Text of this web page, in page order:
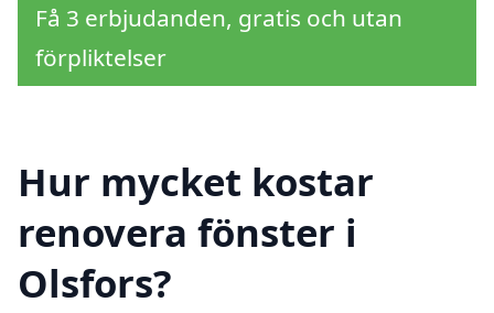
Få 3 erbjudanden, gratis och utan
förpliktelser
Hur mycket kostar
renovera fönster i
Olsfors?